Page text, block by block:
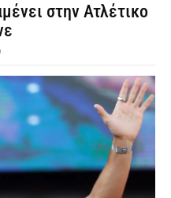
στην Ατλέτικο